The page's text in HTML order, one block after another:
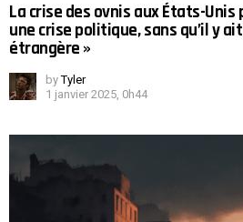
La crise des ovnis aux États-
une crise politique, sans qu’il y
étrangère »
by Tyler
1 janvier 2025, 0h44